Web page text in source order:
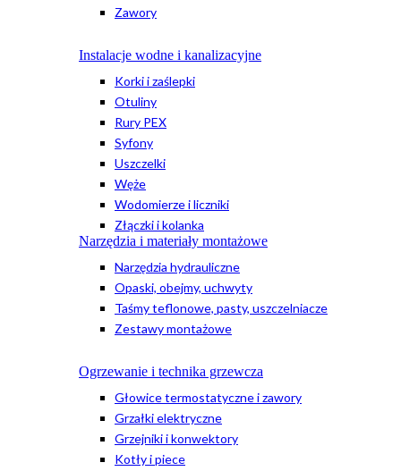
Zawory
Instalacje wodne i kanalizacyjne
Korki i zaślepki
Otuliny
Rury PEX
Syfony
Uszczelki
Węże
Wodomierze i liczniki
Złączki i kolanka
Narzędzia i materiały montażowe
Narzędzia hydrauliczne
Opaski, obejmy, uchwyty
Taśmy teflonowe, pasty, uszczelniacze
Zestawy montażowe
Ogrzewanie i technika grzewcza
Głowice termostatyczne i zawory
Grzałki elektryczne
Grzejniki i konwektory
Kotły i piece